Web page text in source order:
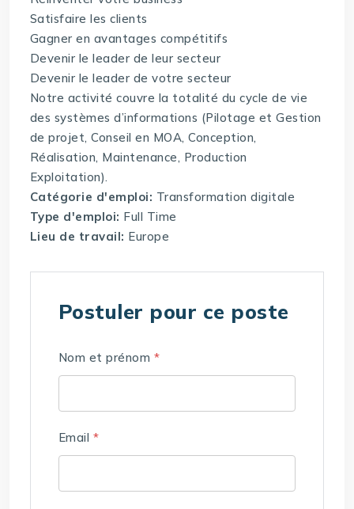
Satisfaire les clients
Gagner en avantages compétitifs
Devenir le leader de leur secteur
Devenir le leader de votre secteur
Notre activité couvre la totalité du cycle de vie
des systèmes d’informations (Pilotage et Gestion
de projet, Conseil en MOA, Conception,
Réalisation, Maintenance, Production
Exploitation).
Catégorie d'emploi: Transformation digitale
Type d'emploi: Full Time
Lieu de travail: Europe
Postuler pour ce poste
Nom et prénom *
Email *